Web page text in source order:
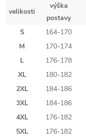
velikosti
výška
postavy
S 164-170
M
170-174
L
176-178
XL
180-182
2XL
184-186
3XL
184-186
4XL
176-182
5XL
176-182